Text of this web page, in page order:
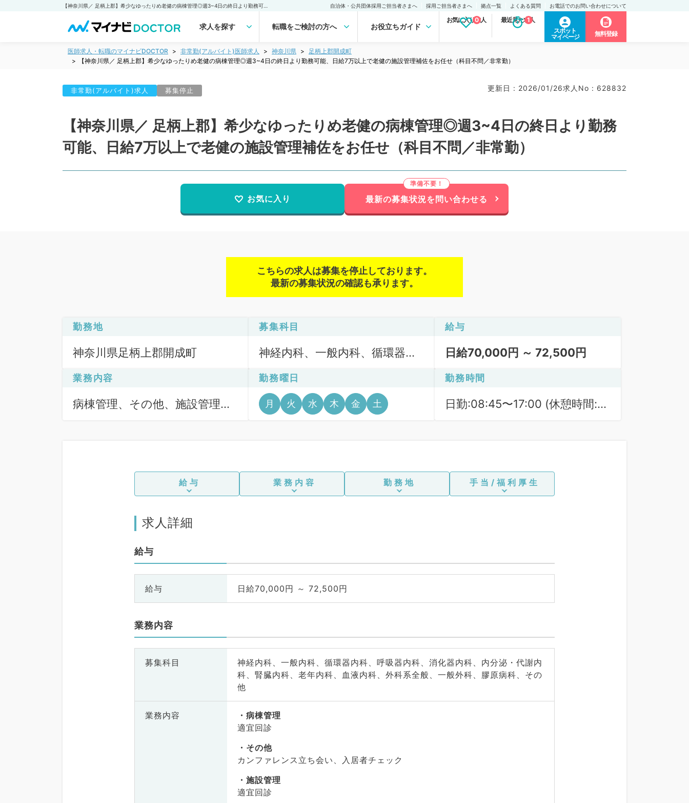
自治体・公共団体採用ご担当者さまへ 採用ご担当者さまへ 拠点一覧 よくある質問 お電話でのお問い合わせについて
求人を探す 転職をご検討の方へ お役立ちガイド
お気に入り求人
0 最近見た求人
1
スポット
マイページ
無料登録
医師求人・転職のマイナビDOCTOR 非常勤(アルバイト)医師求人 神奈川県
足柄上郡開成町
【神奈川県／ 足柄上郡】希少なゆったりめ老健の病棟管理◎週3~4日の終日より勤務可能、日給7万以上で老健の施設管理補佐をお任せ（科目不問／非常勤）
非常勤(アルバイト)求人 募集停止 更新日 : 2026/01/26求人No : 628832
【神奈川県／ 足柄上郡】希少なゆったりめ老健の病棟管理◎週3~4日の終日より勤務
可能、日給7万以上で老健の施設管理補佐をお任せ（科目不問／非常勤）
お気に入り 最新の募集状況を問い合わせる
こちらの求人は募集を停止しております。
最新の募集状況の確認も承ります。
勤務地
神奈川県足柄上郡開成町
募集科目
神経内科、一般内科、循環器内
内分泌・代謝内科、腎臓内科、
老年内科、血液内科、外科系全
給与
日給70,000円 ～ 72,500円
業務内容
病棟管理、その他、施設管理、
勤務曜日
月 火 水 木 金 土
勤務時間
日勤:08:45〜17:00 (休憩時間:
給与 業務内容 勤務地 手当/福利厚生
求人詳細
給与
給与 日給70,000円 ～ 72,500円
業務内容
募集科目
神経内科、一般内科、循環器内科、呼吸器内科、消化器内科、内分泌・代謝内
科、腎臓内科、老年内科、血液内科、外科系全般、一般外科、膠原病科、その
他
業務内容
病棟管理
適宜回診
その他
カンファレンス立ち会い、入居者チェック
施設管理
適宜回診